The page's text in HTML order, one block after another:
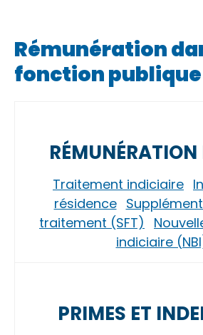
Rémunération
fonction publique
RÉMUNÉRATION
Traitement indiciaire
résidence
traitement (SFT)
indiciaire
PRIMES ET